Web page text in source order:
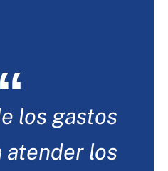
los gastos
atender los